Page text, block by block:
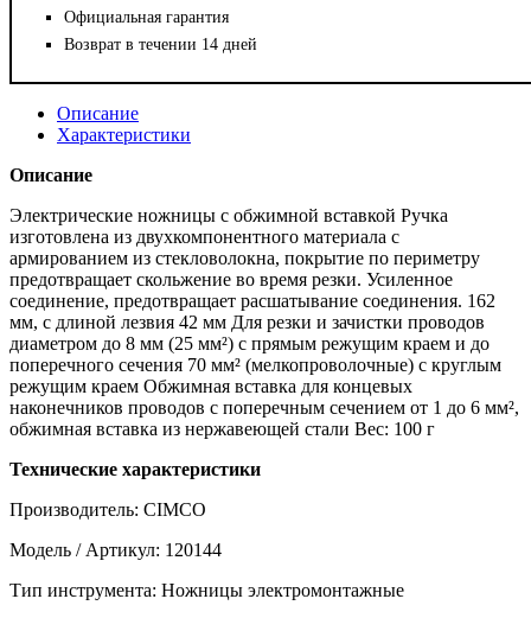
Официальная гарантия
Возврат в течении 14 дней
Описание
Характеристики
Описание
Электрические ножницы с обжимной вставкой Ручка
изготовлена ​​из двухкомпонентного материала с
армированием из стекловолокна, покрытие по периметру
предотвращает скольжение во время резки. Усиленное
соединение, предотвращает расшатывание соединения. 162
мм, с длиной лезвия 42 мм Для резки и зачистки проводов
диаметром до 8 мм (25 мм²) с прямым режущим краем и до
поперечного сечения 70 мм² (мелкопроволочные) с круглым
режущим краем Обжимная вставка для концевых
наконечников проводов с поперечным сечением от 1 до 6 мм²,
обжимная вставка из нержавеющей стали Вес: 100 г
Технические характеристики
Производитель: CIMCO
Модель / Артикул: 120144
Тип инструмента: Ножницы электромонтажные